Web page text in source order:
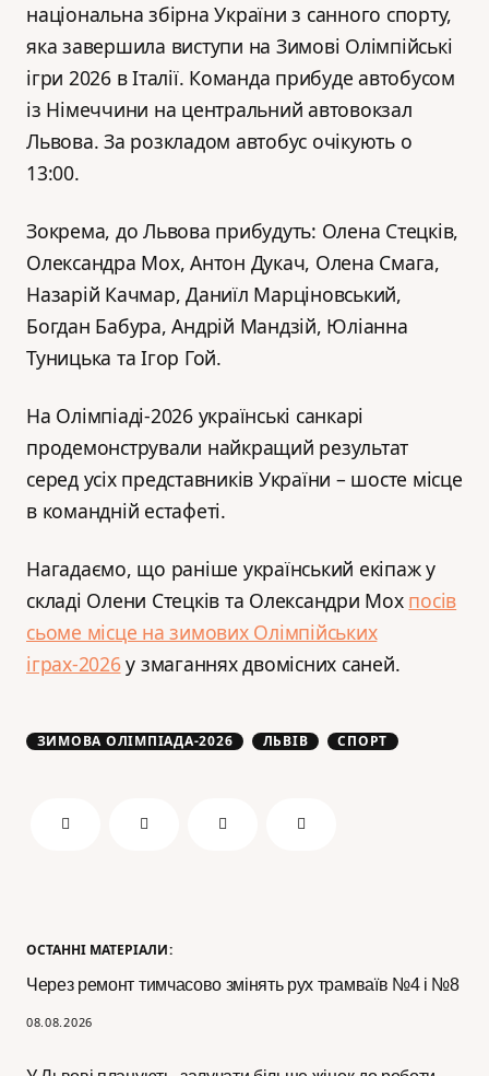
ОСТАННІ МАТЕРІАЛИ:
Через ремонт тимчасово змінять рух трамваїв №4 і №8
08.08.2026
національна збірна України з санного спорту,
яка завершила виступи на Зимові Олімпійські
ігри 2026 в Італії. Команда прибуде автобусом
із Німеччини на центральний автовокзал
Львова. За розкладом автобус очікують о
13:00.
Зокрема, до Львова прибудуть: Олена Стецків,
Олександра Мох, Антон Дукач, Олена Смага,
Назарій Качмар, Даниїл Марціновський,
Богдан Бабура, Андрій Мандзій, Юліанна
Туницька та Ігор Гой.
На Олімпіаді-2026 українські санкарі
продемонстрували найкращий результат
серед усіх представників України – шосте місце
в командній естафеті.
Нагадаємо, що раніше український екіпаж у
складі Олени Стецків та Олександри Мох посів
сьоме місце на зимових Олімпійських
іграх-2026у змаганнях двомісних саней.
ЗИМОВА ОЛІМПІАДА-2026 ЛЬВІВ СПОРТ